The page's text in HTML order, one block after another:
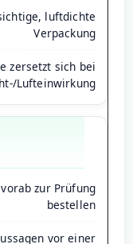
luftdichte
Verpackung
zersetzt sich bei
Lufteinwirkung
zur Prüfung
bestellen
vor einer